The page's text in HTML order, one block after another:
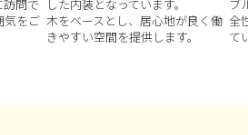
問で
気をご
した内装となっています。
木をベースとし、居心地が良く働
きやすい空間を提供します。
ブ
全
て